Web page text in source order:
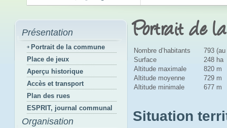
Présentation
Portrait de la commune
Place de jeux
Aperçu historique
Accès et transport
Plan des rues
ESPRIT, journal communal
Organisation
Portrait de
Nombre d’habitants
793
Surface
248 ha
Altitude maximale
820 m
Altitude moyenne
729 m
Altitude minimale
677 m
Situation